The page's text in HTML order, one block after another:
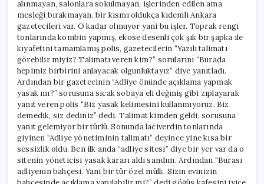
alınmayan, salonlara sokulmayan, işlerinden edilen ama
mesleği bırakmayan, bir kısmı oldukça kıdemli Ankara
gazetecileri var. O kadar olmuyor yani bu işler. Toprak rengi
tonlarında kombin yapmış, ekose desenli çok şık bir şapka ile
kıyafetini tamamlamış polis, gazetecilerin “Yazılı talimatı
görebilir miyiz? Talimatı veren kim?” sorularını “Burada
hepimiz birbirini anlayacak olgunluktayız” diye yanıtladı.
Ardından bir gazetecinin “Adliye önünde açıklama yapmak
yasak mı?” sorusuna sıcak sobaya eli değmiş gibi zıplayarak
yanıt veren polis “Biz yasak kelimesini kullanmıyoruz. Biz
demedik, siz dediniz” dedi. Talimat kimden geldi, sorusuna
yanıt gelemiyor bir türlü. Sonunda laciverdin tonlarında
giyinen “Adliye yönetiminin talimatı” deyince yine kısa bir
sessizlik oldu. Ben ilk anda “adliye sitesi” diye bir yer var da o
sitenin yöneticisi yasak kararı aldı sandım. Ardından “Burası
adliyenin bahçesi. Yani bir tür özel mülk. Sizin evinizin